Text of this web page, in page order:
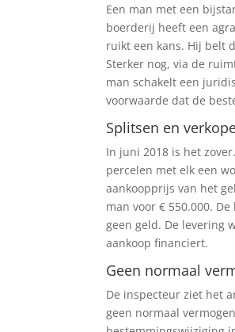
Een man met een
boerderij heeft een
ruikt een kans. Hij belt
Sterker nog, via de
man schakelt een
voorwaarde dat de
Splitsen en
In juni 2018 is het
percelen met elk een
aankoopprijs van het
man voor € 550.000.
geen geld. De levering
aankoop financiert.
Geen normaal
De inspecteur ziet het
geen normaal